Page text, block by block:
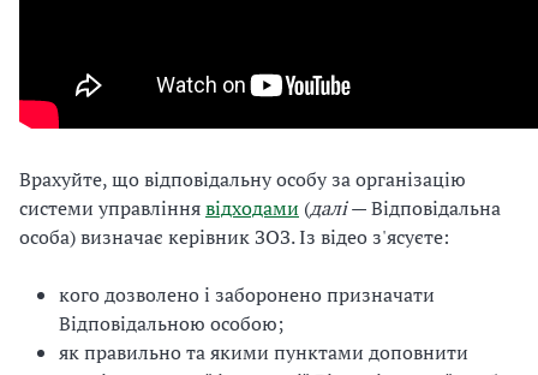
Врахуйте, що відповідальну особу за організацію
системи управліннявідходами (далі— Відповідальна
особа) визначає керівник ЗОЗ. Із відео з'ясуєте:
кого дозволено і заборонено призначати
Відповідальною особою;
як правильно та якими пунктами доповнити